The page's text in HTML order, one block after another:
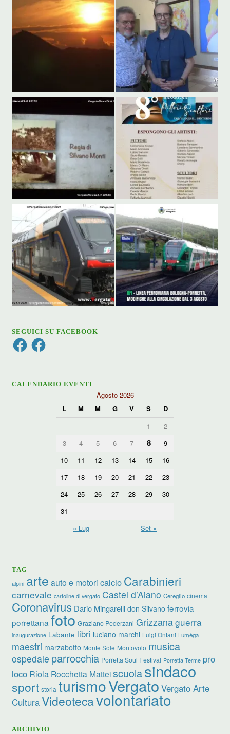
SEGUICI SU FACEBOOK
FacebookFacebook
CALENDARIO EVENTI
Agosto 2026
L
M M G V S
D
1
2
3
4 5 6 7 8
9
10
11 12 13 14 15
16
17
18 19 20 21 22
23
24
25 26 27 28 29
30
31
« Lug
Set »
TAG
alpini arte auto e motori calcio Carabinieri
carnevale cartoline di vergato Castel d’Aiano Cereglio cinema
Coronavirus Dario Mingarelli don Silvano ferrovia
porrettanafoto Graziano Pederzani Grizzanaguerra
inaugurazione Labante libri luciano marchi Luigi Ontani Lumèga
maestri marzabotto Monte Sole Montovolo musica
ospedale parrocchia Porretta Soul Festival Porretta Terme pro
loco Riola Rocchetta Matteiscuolasindaco
sport storia turismoVergato Vergato Arte
CulturaVideotecavolontariato
ARCHIVIO